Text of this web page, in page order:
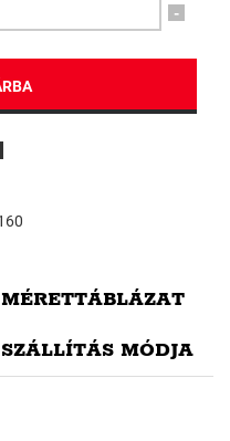
-
MÉRETTÁBLÁZAT
SZÁLLÍTÁS MÓDJA